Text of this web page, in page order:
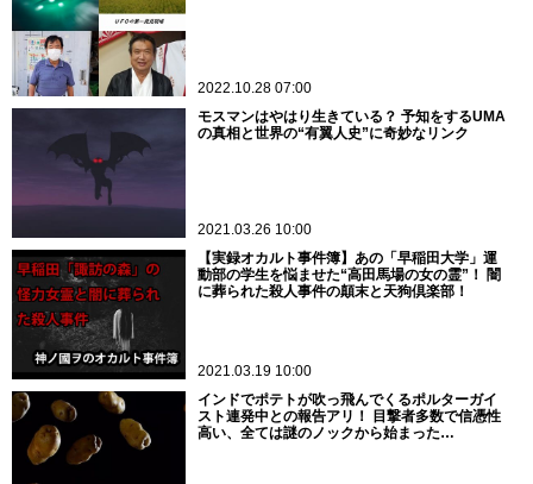
2022.10.28 07:00
モスマンはやはり生きている？ 予知をするUMA
の真相と世界の“有翼人史”に奇妙なリンク
2021.03.26 10:00
【実録オカルト事件簿】あの「早稲田大学」運
動部の学生を悩ませた“高田馬場の女の霊”！ 闇
に葬られた殺人事件の顛末と天狗倶楽部！
2021.03.19 10:00
インドでポテトが吹っ飛んでくるポルターガイ
スト連発中との報告アリ！ 目撃者多数で信憑性
高い、全ては謎のノックから始まった…